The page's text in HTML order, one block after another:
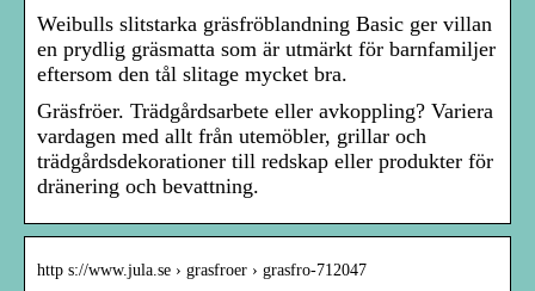
Weibulls slitstarka gräsfröblandning Basic ger villan
en prydlig gräsmatta som är utmärkt för barnfamiljer
eftersom den tål slitage mycket bra.
Gräsfröer. Trädgårdsarbete eller avkoppling? Variera
vardagen med allt från utemöbler, grillar och
trädgårdsdekorationer till redskap eller produkter för
dränering och bevattning.
http s://www.jula.se › grasfroer › grasfro-712047